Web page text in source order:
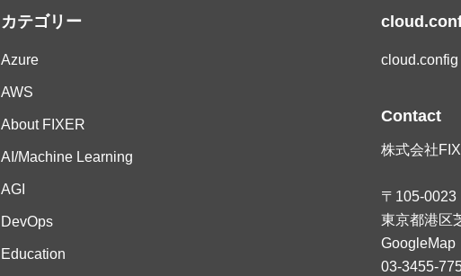
カテゴリー
Azure
AWS
About FIXER
AI/Machine Learning
AGI
DevOps
Education
cloud.config
Contact
株式会社
〒105-0023
東京都港区
GoogleMap
03-3455-